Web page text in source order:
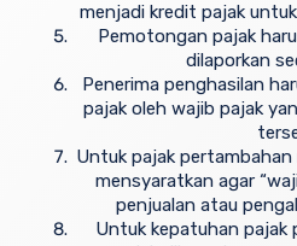
menjadi kredit pajak
Pemotongan pajak
dilaporkan
Penerima penghasilan
pajak oleh wajib pajak
Untuk pajak
mensyaratkan agar
penjualan atau
Untuk kepatuhan pajak